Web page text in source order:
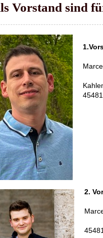
Vorstand sind
2.